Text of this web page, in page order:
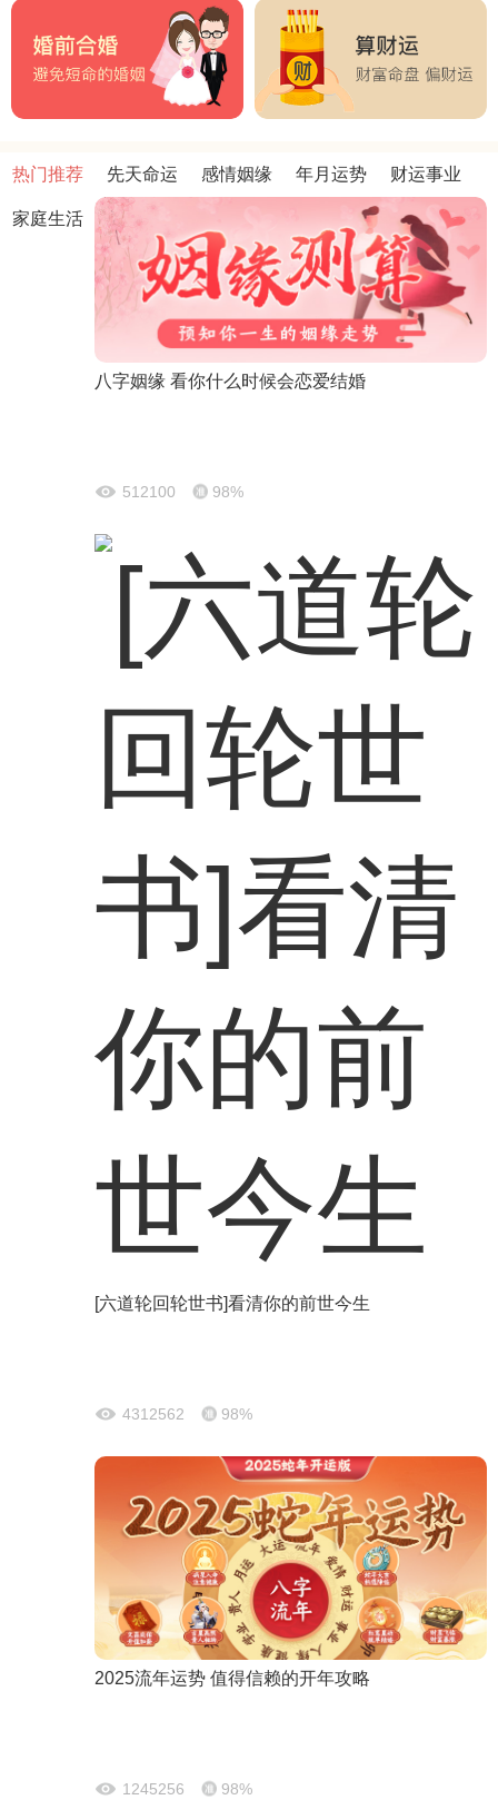
热门推荐 先天命运 感情姻缘 年月运势 财运事业
家庭生活
八字姻缘 看你什么时候会恋爱结婚
512100 98%
[六道轮回轮世书]看清你的前世今生
4312562 98%
2025流年运势 值得信赖的开年攻略
1245256 98%